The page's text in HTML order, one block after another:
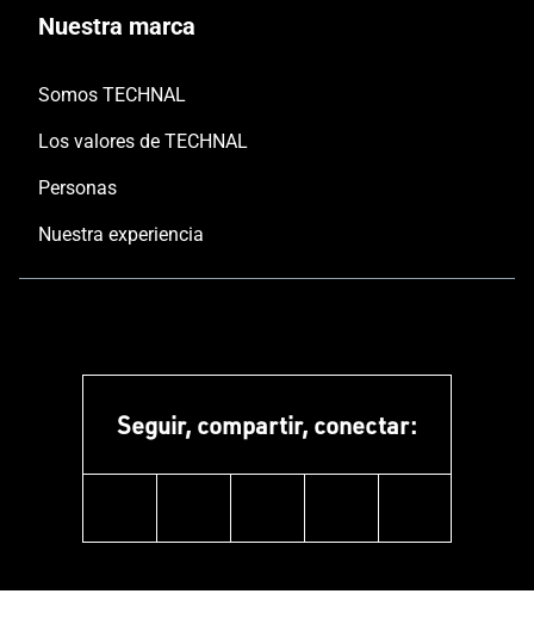
Nuestra marca
Somos TECHNAL
Los valores de TECHNAL
Personas
Nuestra experiencia
Seguir, compartir, conectar: